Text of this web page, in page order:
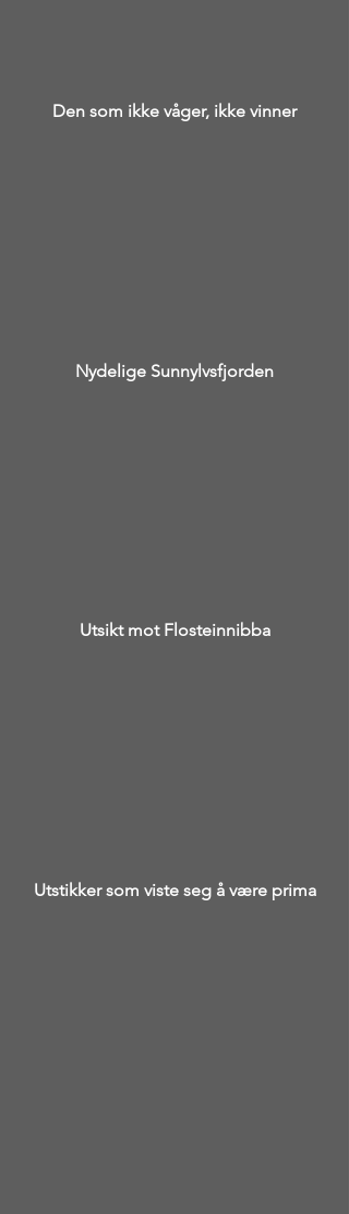
Den som ikke våger, ikke vinner
Nydelige Sunnylvsfjorden
Utsikt mot Flosteinnibba
Utstikker som viste seg å være prima